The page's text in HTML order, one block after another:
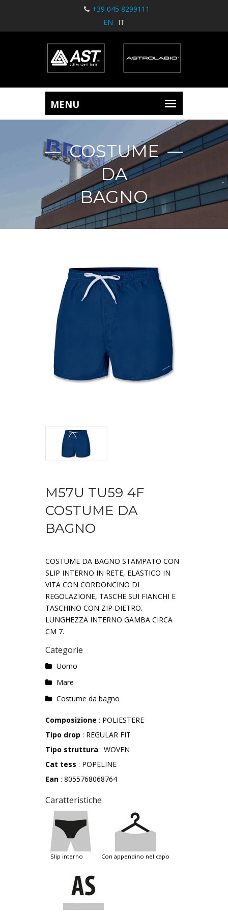
+39 045 8299111
EN
IT
COSTUME
DA
BAGNO
M57U TU59 4F
COSTUME DA
BAGNO
COSTUME DA BAGNO STAMPATO CON
SLIP INTERNO IN RETE, ELASTICO IN
VITA CON CORDONCINO DI
REGOLAZIONE, TASCHE SUI FIANCHI E
TASCHINO CON ZIP DIETRO.
LUNGHEZZA INTERNO GAMBA CIRCA
CM 7.
Categorie
Uomo
Mare
Costume da bagno
Composizione : POLIESTERE
Tipo drop : REGULAR FIT
Tipo struttura : WOVEN
Cat tess : POPELINE
Ean : 8055768068764
Caratteristiche
slip interno con appendino nel capo